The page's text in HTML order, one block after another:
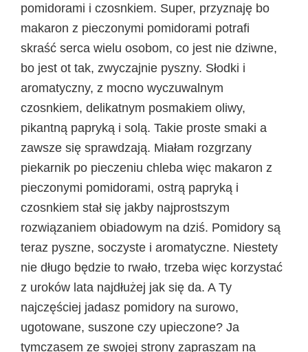
pomidorami i czosnkiem. Super, przyznaję bo
makaron z pieczonymi pomidorami potrafi
skraść serca wielu osobom, co jest nie dziwne,
bo jest ot tak, zwyczajnie pyszny. Słodki i
aromatyczny, z mocno wyczuwalnym
czosnkiem, delikatnym posmakiem oliwy,
pikantną papryką i solą. Takie proste smaki a
zawsze się sprawdzają. Miałam rozgrzany
piekarnik po pieczeniu chleba więc makaron z
pieczonymi pomidorami, ostrą papryką i
czosnkiem stał się jakby najprostszym
rozwiązaniem obiadowym na dziś. Pomidory są
teraz pyszne, soczyste i aromatyczne. Niestety
nie długo będzie to rwało, trzeba więc korzystać
z uroków lata najdłużej jak się da. A Ty
najczęściej jadasz pomidory na surowo,
ugotowane, suszone czy upieczone? Ja
tymczasem ze swojej strony zapraszam na